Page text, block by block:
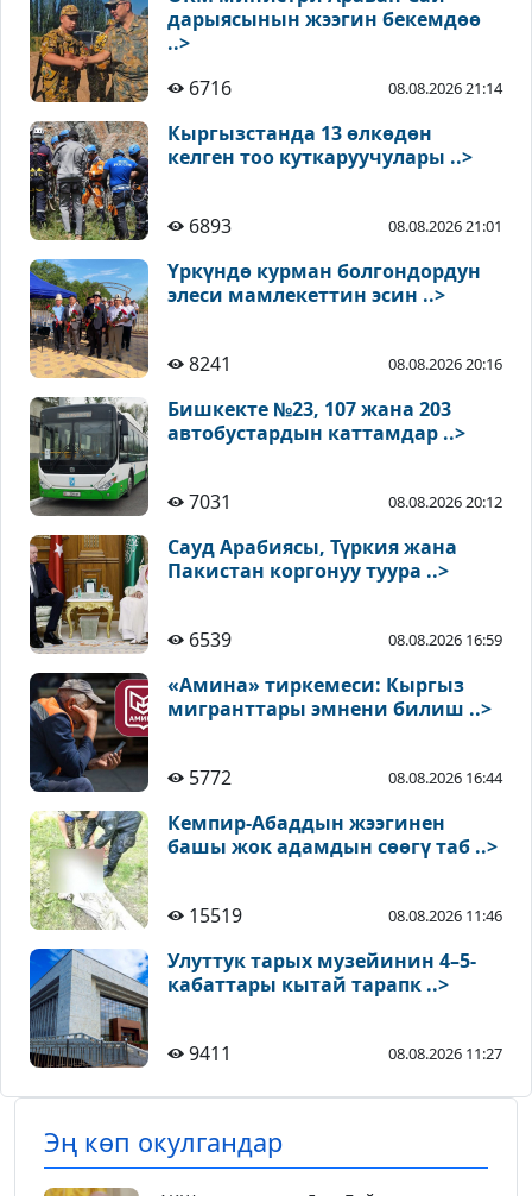
дарыясынын жээгин бекемдөө
..>
6716
08.08.2026 21:14
Кыргызстанда 13 өлкөдөн
келген тоо куткаруучулары ..>
6893 08.08.2026 21:01
Үркүндө курман болгондордун
элеси мамлекеттин эсин ..>
8241 08.08.2026 20:16
Бишкекте №23, 107 жана 203
автобустардын каттамдар ..>
7031 08.08.2026 20:12
Сауд Арабиясы, Түркия жана
Пакистан коргонуу туура ..>
6539 08.08.2026 16:59
«Амина» тиркемеси: Кыргыз
мигранттары эмнени билиш ..>
5772 08.08.2026 16:44
Кемпир-Абаддын жээгинен
башы жок адамдын сөөгү таб ..>
15519 08.08.2026 11:46
Улуттук тарых музейинин 4–5-
кабаттары кытай тарапк ..>
9411 08.08.2026 11:27
Эң көп окулгандар